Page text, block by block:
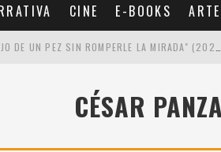
CINE E-BOOKS
CÉSAR PANZA